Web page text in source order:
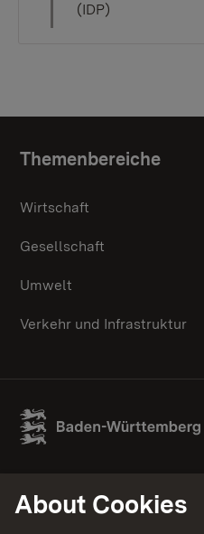
(IDP)
Topic
Themenbereiche
Wirtschaft
Gesellschaft
Umwelt
Verkehr und Infrastruktur
About Cookies